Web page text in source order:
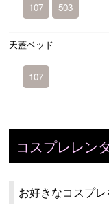
107 503
天蓋ベッド
107
コスプレレン
お好きなコスプレ